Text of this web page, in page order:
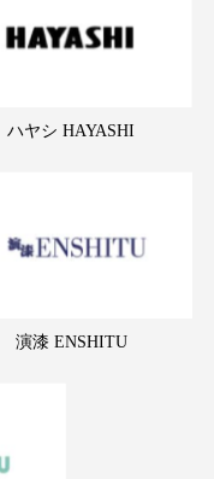
ハヤシ HAYASHI
演漆 ENSHITU